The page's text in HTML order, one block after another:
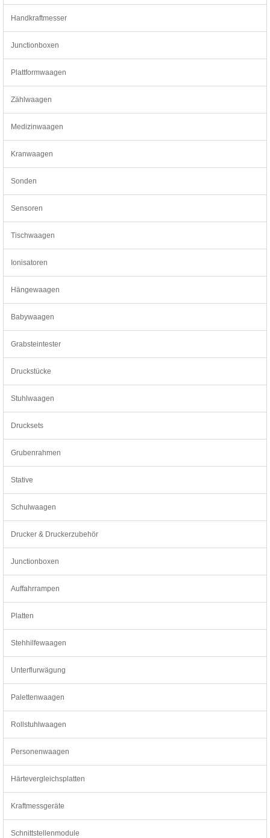
Handkraftmesser
Junctionboxen
Plattformwaagen
Zählwaagen
Medizinwaagen
Kranwaagen
Sonden
Sensoren
Tischwaagen
Ionisatoren
Hängewaagen
Babywaagen
Grabsteintester
Druckstücke
Stuhlwaagen
Drucksets
Grubenrahmen
Stative
Schulwaagen
Drucker & Druckerzubehör
Junctionboxen
Auffahrrampen
Platten
Stehhilfewaagen
Unterflurwägung
Palettenwaagen
Rollstuhlwaagen
Personenwaagen
Härtevergleichsplatten
Kraftmessgeräte
Schnittstellenmodule